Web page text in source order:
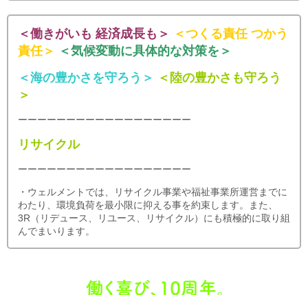
＜働きがいも 経済成長も＞ ＜つくる責任 つかう
責任＞ ＜気候変動に具体的な対策を＞
＜海の豊かさを守ろう＞ ＜陸の豊かさも守ろう
＞
ーーーーーーーーーーーーーーーーーー
リサイクル
ーーーーーーーーーーーーーーーーーー
・ウェルメントでは、リサイクル事業や福祉事業所運営までに
わたり、環境負荷を最小限に抑える事を約束します。また、
3R（リデュース、リユース、リサイクル）にも積極的に取り組
んでまいります。